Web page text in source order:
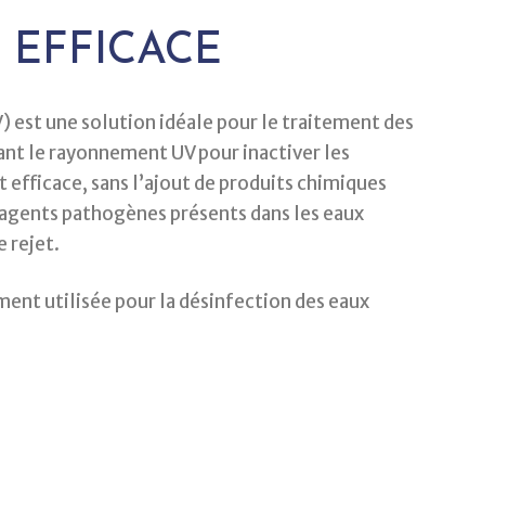
une solution idéale pour le traitement des
le rayonnement UV pour inactiver les
sans l’ajout de produits chimiques
pathogènes présents dans les eaux
rejet.
utilisée pour la désinfection des eaux